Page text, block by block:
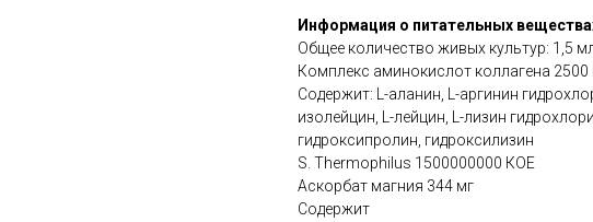
Информация о питательных
Общее количество живых культур: 1,5
Комплекс аминокислот коллагена 2500
Содержит: L-аланин, L-аргинин
изолейцин, L-лейцин, L-лизин
гидроксипролин, гидроксилизин
S. Thermophilus 1500000000 КОЕ
Аскорбат магния 344 мг
Содержит